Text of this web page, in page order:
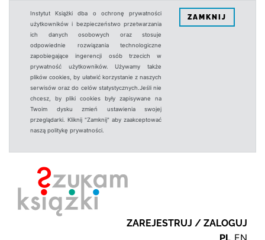
Instytut Książki dba o ochronę prywatności
użytkowników i bezpieczeństwo przetwarzania
ich danych osobowych oraz stosuje
odpowiednie rozwiązania technologiczne
zapobiegające ingerencji osób trzecich w
prywatność użytkowników. Używamy także
plików cookies, by ułatwić korzystanie z naszych
serwisów oraz do celów statystycznych.Jeśli nie
chcesz, by pliki cookies były zapisywane na
Twoim dysku zmień ustawienia swojej
przeglądarki. Kliknij "Zamknij" aby zaakceptować
naszą politykę prywatności.
ZAMKNIJ
ZAREJESTRUJ / ZALOGUJ
PL EN